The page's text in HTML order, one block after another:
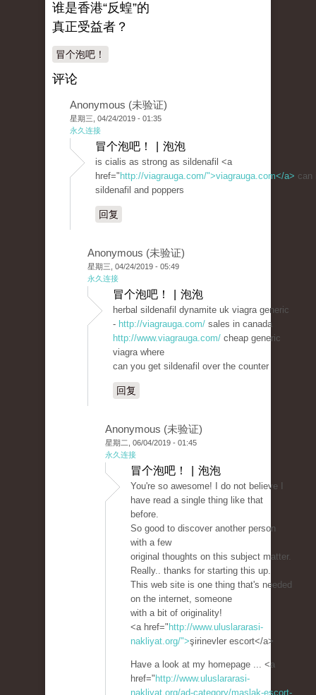
谁是香港“反蝗”的
真正受益者？
冒个泡吧！
评论
Anonymous (未验证)
星期三, 04/24/2019 - 01:35
永久连接
冒个泡吧！ | 泡泡
is cialis as strong as sildenafil <a
href=" http://viagrauga.com/">viagrauga.com</a> can
sildenafil and poppers
回复
Anonymous (未验证)
星期三, 04/24/2019 - 05:49
永久连接
冒个泡吧！ | 泡泡
herbal sildenafil dynamite uk viagra generic
- http://viagrauga.com/ sales in canada
http://www.viagrauga.com/ cheap generic
viagra where
can you get sildenafil over the counter
回复
Anonymous (未验证)
星期二, 06/04/2019 - 01:45
永久连接
冒个泡吧！ | 泡泡
You're so awesome! I do not believe I
have read a single thing like that
before.
So good to discover another person
with a few
original thoughts on this subject matter.
Really.. thanks for starting this up.
This web site is one thing that's needed
on the internet, someone
with a bit of originality!
<a href=" http://www.uluslararasi-
nakliyat.org/">şirinevler escort</a>
Have a look at my homepage ... <a
href=" http://www.uluslararasi-
nakliyat.org/ad-category/maslak-escort-